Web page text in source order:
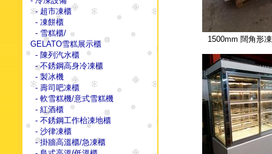
- 超市凍櫃
- 凍餅櫃
- 雪糕櫃/
GELATO雪糕展示櫃
- 陳列汽水櫃
- 不銹鋼高身冷凍櫃
- 製冰機
- 壽司吧凍櫃
- 軟雪糕機/意式雪糕機
- 紅酒櫃
- 不銹鋼工作枱凍地櫃
- 沙律凍櫃
- 掛牆高溫櫃/急凍櫃
1500mm 闊角形